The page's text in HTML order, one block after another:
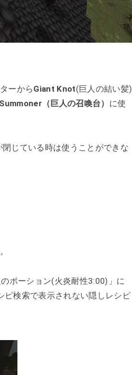
ーからGiant Knot(巨人の結い髪)
（巨人の召喚台） に使
じている時は使うことができな
ポーション(火炎耐性3:00)」に
ピ検索で表示されない隠しレシピ